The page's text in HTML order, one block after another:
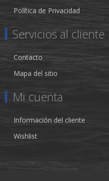
Política de Privacidad
Servicios al cliente
Contacto
Mapa del sitio
Mi cuenta
Información del cliente
Wishlist